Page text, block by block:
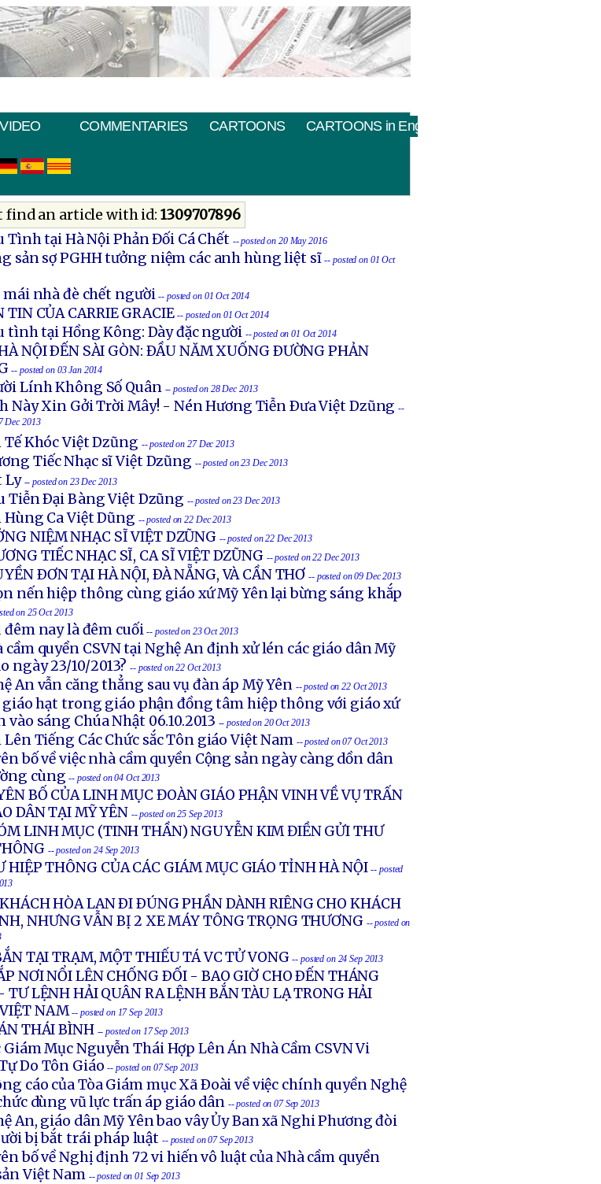
VIDEO COMMENTARIES CARTOONS CARTOONS in English
find an article with id: 1309707896
Tình tại Hà Nội Phản Đối Cá Chết -- posted on 20 May 2016
sản sợ PGHH tưởng niệm các anh hùng liệt sĩ -- posted on 01 Oct
mái nhà đè chết người -- posted on 01 Oct 2014
TIN CỦA CARRIE GRACIE-- posted on 01 Oct 2014
tình tại Hồng Kông: Dày đặc người -- posted on 01 Oct 2014
NỘI ÐẾN SÀI GÒN: ÐẦU NĂM XUỐNG ÐƯỜNG PHẢN
-- posted on 03 Jan 2014
Lính Không Số Quân -- posted on 28 Dec 2013
Này Xin Gởi Trời Mây! - Nén Hương Tiễn Ðưa Việt Dzũng --
Dec 2013
Tế Khóc Việt Dzũng -- posted on 27 Dec 2013
Tiếc Nhạc sĩ Việt Dzũng -- posted on 23 Dec 2013
Ly -- posted on 23 Dec 2013
Tiễn Ðại Bàng Việt Dzũng -- posted on 23 Dec 2013
Hùng Ca Việt Dũng -- posted on 22 Dec 2013
NIỆM NHẠC SĨ VIỆT DZŨNG -- posted on 22 Dec 2013
TIẾC NHẠC SĨ, CA SĨ VIỆT DZŨNG -- posted on 22 Dec 2013
ÐƠN TẠI HÀ NỘI, ÐÀ NẴNG, VÀ CẦN THƠ -- posted on 09 Dec 2013
nến hiệp thông cùng giáo xứ Mỹ Yên lại bừng sáng khắp
on 25 Oct 2013
đêm nay là đêm cuối -- posted on 23 Oct 2013
cầm quyền CSVN tại Nghệ An định xử lén các giáo dân Mỹ
ngày 23/10/2013?-- posted on 22 Oct 2013
An vẫn căng thẳng sau vụ đàn áp Mỹ Yên -- posted on 22 Oct 2013
giáo hạt trong giáo phận đồng tâm hiệp thông với giáo xứ
vào sáng Chúa Nhật 06.10.2013 -- posted on 20 Oct 2013
Lên Tiếng Các Chức sắc Tôn giáo Việt Nam -- posted on 07 Oct 2013
bố về việc nhà cầm quyền Cộng sản ngày càng dồn dân
cùng -- posted on 04 Oct 2013
BỐ CỦA LINH MỤC ĐOÀN GIÁO PHẬN VINH VỀ VỤ TRẤN
DÂN TẠI MỸ YÊN -- posted on 25 Sep 2013
LINH MỤC (TINH THẦN) NGUYỄN KIM ĐIỀN GỬI THƯ
-- posted on 24 Sep 2013
HIỆP THÔNG CỦA CÁC GIÁM MỤC GIÁO TỈNH HÀ NỘI -- posted
HÒA LAN ÐI ÐÚNG PHẦN DÀNH RIÊNG CHO KHÁCH
NHƯNG VẪN BỊ 2 XE MÁY TÔNG TRỌNG THƯƠNG -- posted on
TẠI TRẠM, MỘT THIẾU TÁ VC TỬ VONG -- posted on 24 Sep 2013
NƠI NỔI LÊN CHỐNG ÐỐI - BAO GIỜ CHO ÐẾN THÁNG
TƯ LỆNH HẢI QUÂN RA LỆNH BẮN TÀU LẠ TRONG HẢI
NAM-- posted on 17 Sep 2013
THÁI BÌNH -- posted on 17 Sep 2013
Giám Mục Nguyễn Thái Hợp Lên Án Nhà Cầm CSVN Vi
Do Tôn Giáo -- posted on 07 Sep 2013
cáo của Tòa Giám mục Xã Ðoài về việc chính quyền Nghệ
dùng vũ lực trấn áp giáo dân -- posted on 07 Sep 2013
An, giáo dân Mỹ Yên bao vây Ủy Ban xã Nghi Phương đòi
bị bắt trái pháp luật -- posted on 07 Sep 2013
bố về Nghị định 72 vi hiến vô luật của Nhà cầm quyền
Việt Nam -- posted on 01 Sep 2013